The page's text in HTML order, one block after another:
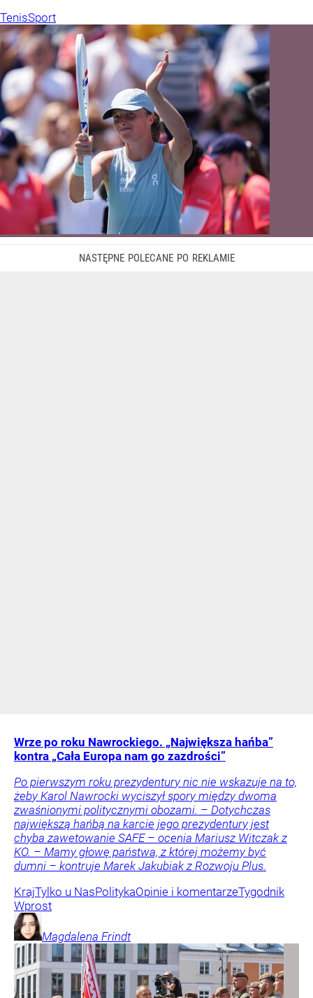
TenisSport
Wrze po roku Nawrockiego. „Największa hańba”
kontra „Cała Europa nam go zazdrości”
Po pierwszym roku prezydentury nic nie wskazuje na to,
żeby Karol Nawrocki wyciszył spory między dwoma
zwaśnionymi politycznymi obozami. – Dotychczas
największą hańbą na karcie jego prezydentury jest
chyba zawetowanie SAFE – ocenia Mariusz Witczak z
KO. – Mamy głowę państwa, z której możemy być
dumni – kontruje Marek Jakubiak z Rozwoju Plus.
KrajTylko u NasPolitykaOpinie i komentarzeTygodnik
Wprost
Magdalena Frindt